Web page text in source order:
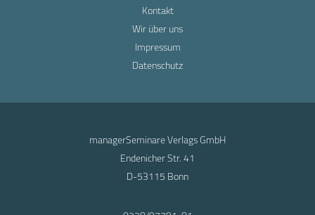
Kontakt
Wir über uns
Impressum
Datenschutz
managerSeminare Verlags GmbH
Endenicher Str. 41
D-53115 Bonn